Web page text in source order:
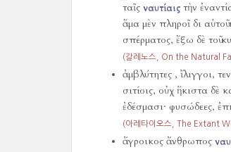
ταῖς ναυτίαιςτὴν
ἅμα μὲν πληροῖ δι
σπέρματος, ἔξω δὲ τοῦ
(갈레노스, On the Natural
ἀμβλύτητες , ἴλιγγοι,
σιτίοις, οὐχ ἥκιστα δὲ
ἐδέσμασι· φυσώδεες,
(아레타이오스, The Extant
ἄγροικος ἄνθρωπος